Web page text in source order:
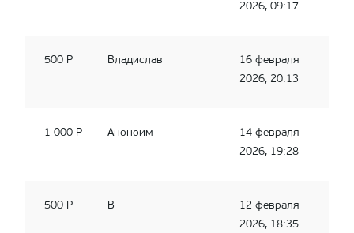
2026, 09:17
500 Р Владислав
16 февраля
2026, 20:13
1 000 Р Аноноим
14 февраля
2026, 19:28
500 Р В
12 февраля
2026, 18:35